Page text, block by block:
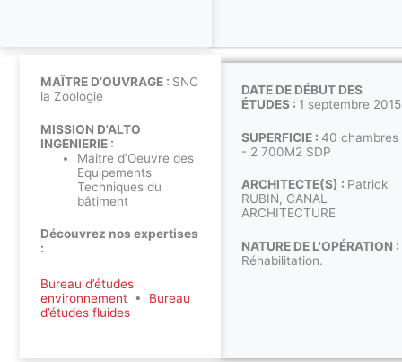
DATE DE DÉBUT DES
ÉTUDES : 1 septembre 2015
SUPERFICIE : 40 chambres
- 2 700M2 SDP
ARCHITECTE(S) : Patrick
RUBIN, CANAL
ARCHITECTURE
NATURE DE L'OPÉRATION :
Réhabilitation.
MAÎTRE D’OUVRAGE : SNC
la Zoologie
MISSION D'ALTO
INGÉNIERIE :
Maitre d’Oeuvre des
Equipements
Techniques du
bâtiment
Découvrez nos expertises
:
Bureau d’études
environnement• Bureau
d’études fluides